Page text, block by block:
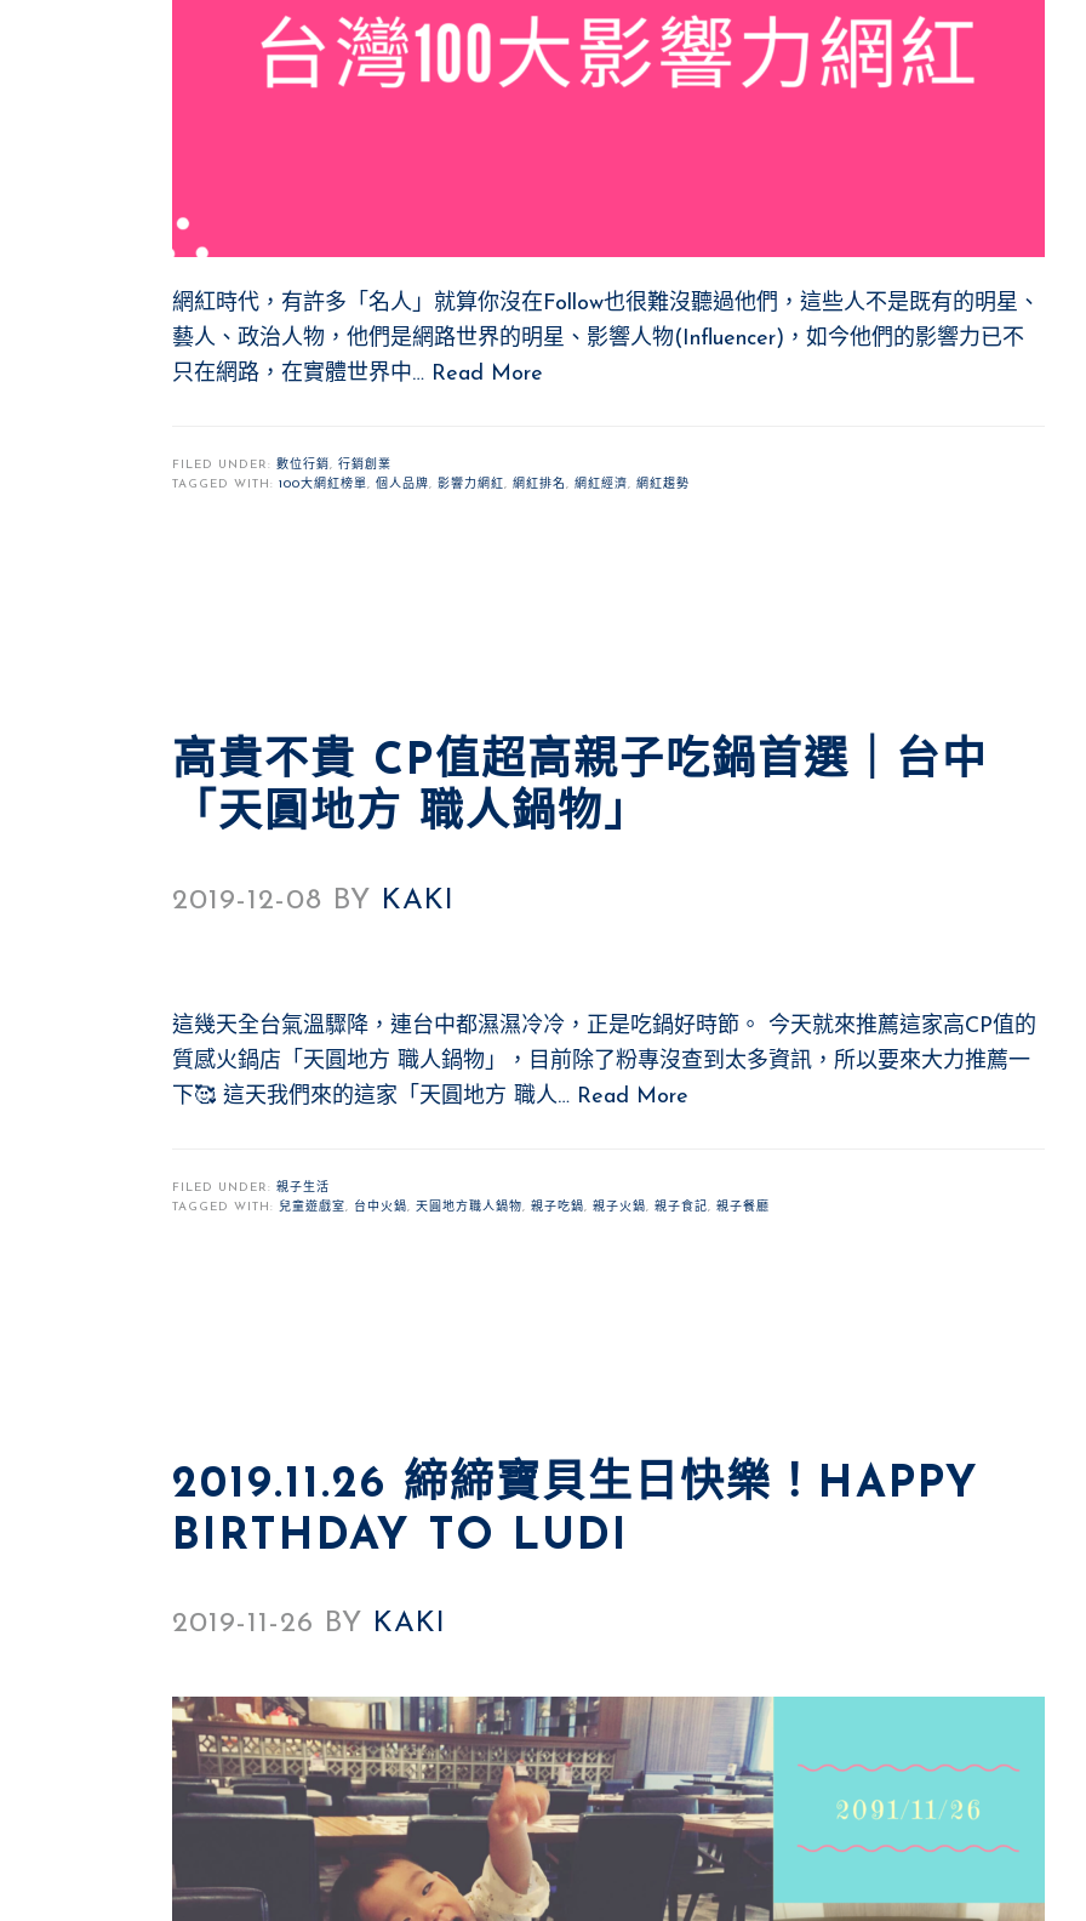
網紅時代，有許多「名人」就算你沒在Follow也很難沒聽過他們，這些人不是既有的明星、
藝人、政治人物，他們是網路世界的明星、影響人物(Influencer)，如今他們的影響力已不
只在網路，在實體世界中… Read More
FILED UNDER: 數位行銷, 行銷創業
TAGGED WITH: 100大網紅榜單, 個人品牌, 影響力網紅 , 網紅排名, 網紅經濟, 網紅趨勢
高貴不貴 CP值超高親子吃鍋首選｜台中
「天圓地方 職人鍋物」
2019-12-08 BY KAKI
這幾天全台氣溫驟降，連台中都濕濕冷冷，正是吃鍋好時節。 今天就來推薦這家高CP值的
質感火鍋店「天圓地方 職人鍋物」，目前除了粉專沒查到太多資訊，所以要來大力推薦一
下🥰 這天我們來的這家「天圓地方 職人… Read More
FILED UNDER: 親子生活
TAGGED WITH: 兒童遊戲室, 台中火鍋, 天圓地方職人鍋物, 親子吃鍋, 親子火鍋, 親子食記, 親子餐廳
2019.11.26 締締寶貝生日快樂！HAPPY
BIRTHDAY TO LUDI
2019-11-26 BY KAKI